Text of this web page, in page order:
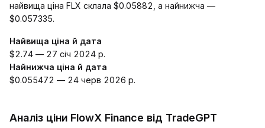
найвища ціна FLX склала $0.05882, а найнижча —
$0.057335.
Найвища ціна й дата
$2.74 — 27 січ 2024 р.
Найнижча ціна й дата
$0.055472 — 24 черв 2026 р.
Аналіз ціни FlowX Finance від TradeGPT